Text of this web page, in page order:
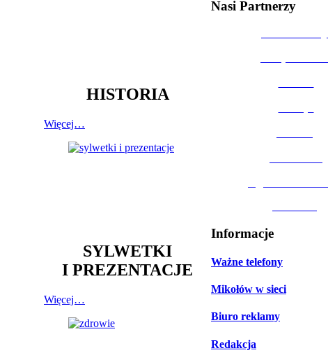
HISTORIA
Więcej…
SYLWETKI
I PREZENTACJE
Więcej…
Nasi Partnerzy
Informacje
Ważne telefony
Mikołów w sieci
Biuro reklamy
Redakcja